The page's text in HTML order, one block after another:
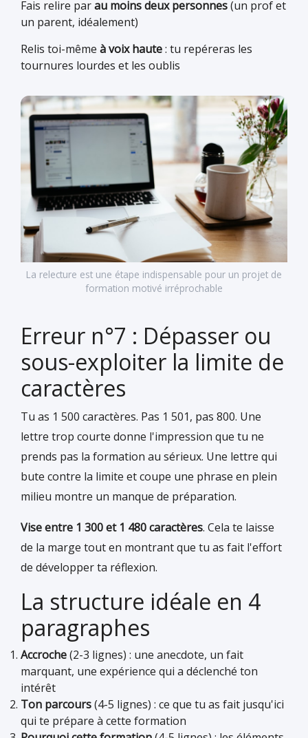
Fais relire parau moins deux personnes(un prof et
un parent, idéalement)
Relis toi-même à voix haute: tu repéreras les
tournures lourdes et les oublis
La relecture est une étape indispensable pour un projet de
formation motivé irréprochable
Erreur n°7 : Dépasser ou
sous-exploiter la limite de
caractères
Tu as 1 500 caractères. Pas 1 501, pas 800. Une
lettre trop courte donne l'impression que tu ne
prends pas la formation au sérieux. Une lettre qui
bute contre la limite et coupe une phrase en plein
milieu montre un manque de préparation.
Vise entre 1 300 et 1 480 caractères. Cela te laisse
de la marge tout en montrant que tu as fait l'effort
de développer ta réflexion.
La structure idéale en 4
paragraphes
Accroche(2-3 lignes) : une anecdote, un fait
marquant, une expérience qui a déclenché ton
intérêt
Ton parcours(4-5 lignes) : ce que tu as fait jusqu'ici
qui te prépare à cette formation